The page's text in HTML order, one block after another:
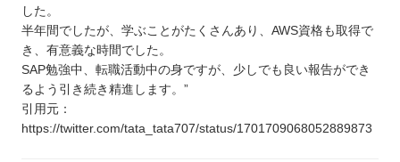
した。
半年間でしたが、学ぶことがたくさんあり、AWS資格も取得で
き、有意義な時間でした。
SAP勉強中、転職活動中の身ですが、少しでも良い報告ができ
るよう引き続き精進します。”
引用元：
https://twitter.com/tata_tata707/status/1701709068052889873